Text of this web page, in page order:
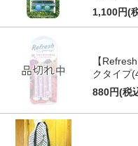
1,100円(
【
クタイプ
880円(税